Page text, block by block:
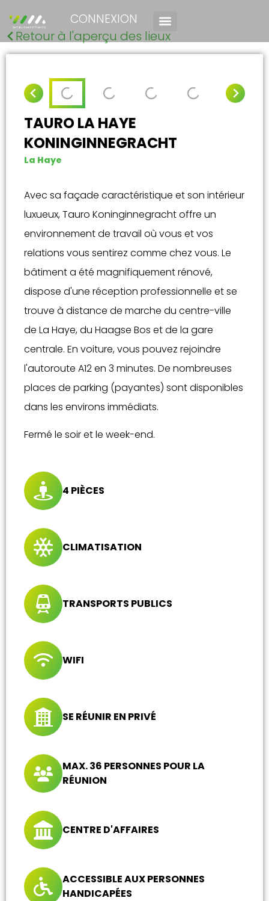
CONNEXION
Retour à l'aperçu des lieux
TAURO LA HAYE
KONINGINNEGRACHT
La Haye
Avec sa façade caractéristique et son intérieur
luxueux, Tauro Koninginnegracht offre un
environnement de travail où vous et vos
relations vous sentirez comme chez vous. Le
bâtiment a été magnifiquement rénové,
dispose d'une réception professionnelle et se
trouve à distance de marche du centre-ville
de La Haye, du Haagse Bos et de la gare
centrale. En voiture, vous pouvez rejoindre
l'autoroute A12 en 3 minutes. De nombreuses
places de parking (payantes) sont disponibles
dans les environs immédiats.
Fermé le soir et le week-end.
4 PIÈCES
CLIMATISATION
TRANSPORTS PUBLICS
WIFI
SE RÉUNIR EN PRIVÉ
MAX. 36 PERSONNES POUR LA
RÉUNION
CENTRE D'AFFAIRES
ACCESSIBLE AUX PERSONNES
HANDICAPÉES